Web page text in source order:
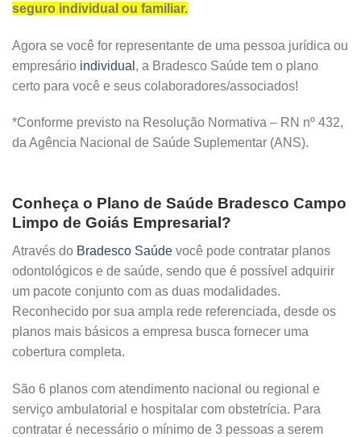
seguro individual ou familiar.
Agora se você for representante de uma pessoa jurídica ou
empresário individual , a Bradesco Saúde tem o plano
certo para você e seus colaboradores/associados!
*Conforme previsto na Resolução Normativa – RN nº 432,
da Agência Nacional de Saúde Suplementar (ANS).
Conheça o Plano de Saúde Bradesco Campo
Limpo de Goiás Empresarial?
Através do Bradesco Saúde você pode contratar planos
odontológicos e de saúde, sendo que é possível adquirir
um pacote conjunto com as duas modalidades.
Reconhecido por sua ampla rede referenciada, desde os
planos mais básicos a empresa busca fornecer uma
cobertura completa.
São 6 planos com atendimento nacional ou regional e
serviço ambulatorial e hospitalar com obstetrícia. Para
contratar é necessário o mínimo de 3 pessoas a serem